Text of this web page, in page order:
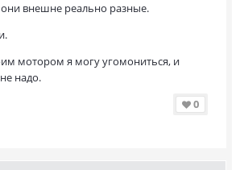
они внешне реально разные.
мотором я могу угомониться, и
надо.
0